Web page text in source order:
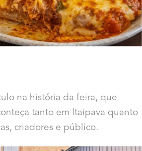
na história da feira, que
tanto em Itaipava quanto
criadores e público.